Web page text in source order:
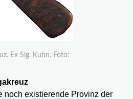
Ex Slg. Kuhn. Foto:
noch existierende Provinz der